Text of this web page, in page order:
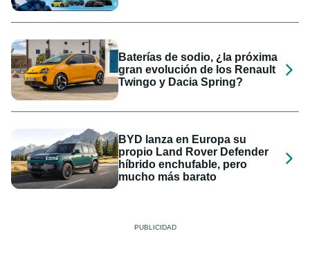
Baterías de sodio, ¿la próxima
gran evolución de los Renault
Twingo y Dacia Spring?
BYD lanza en Europa su
propio Land Rover Defender
híbrido enchufable, pero
mucho más barato